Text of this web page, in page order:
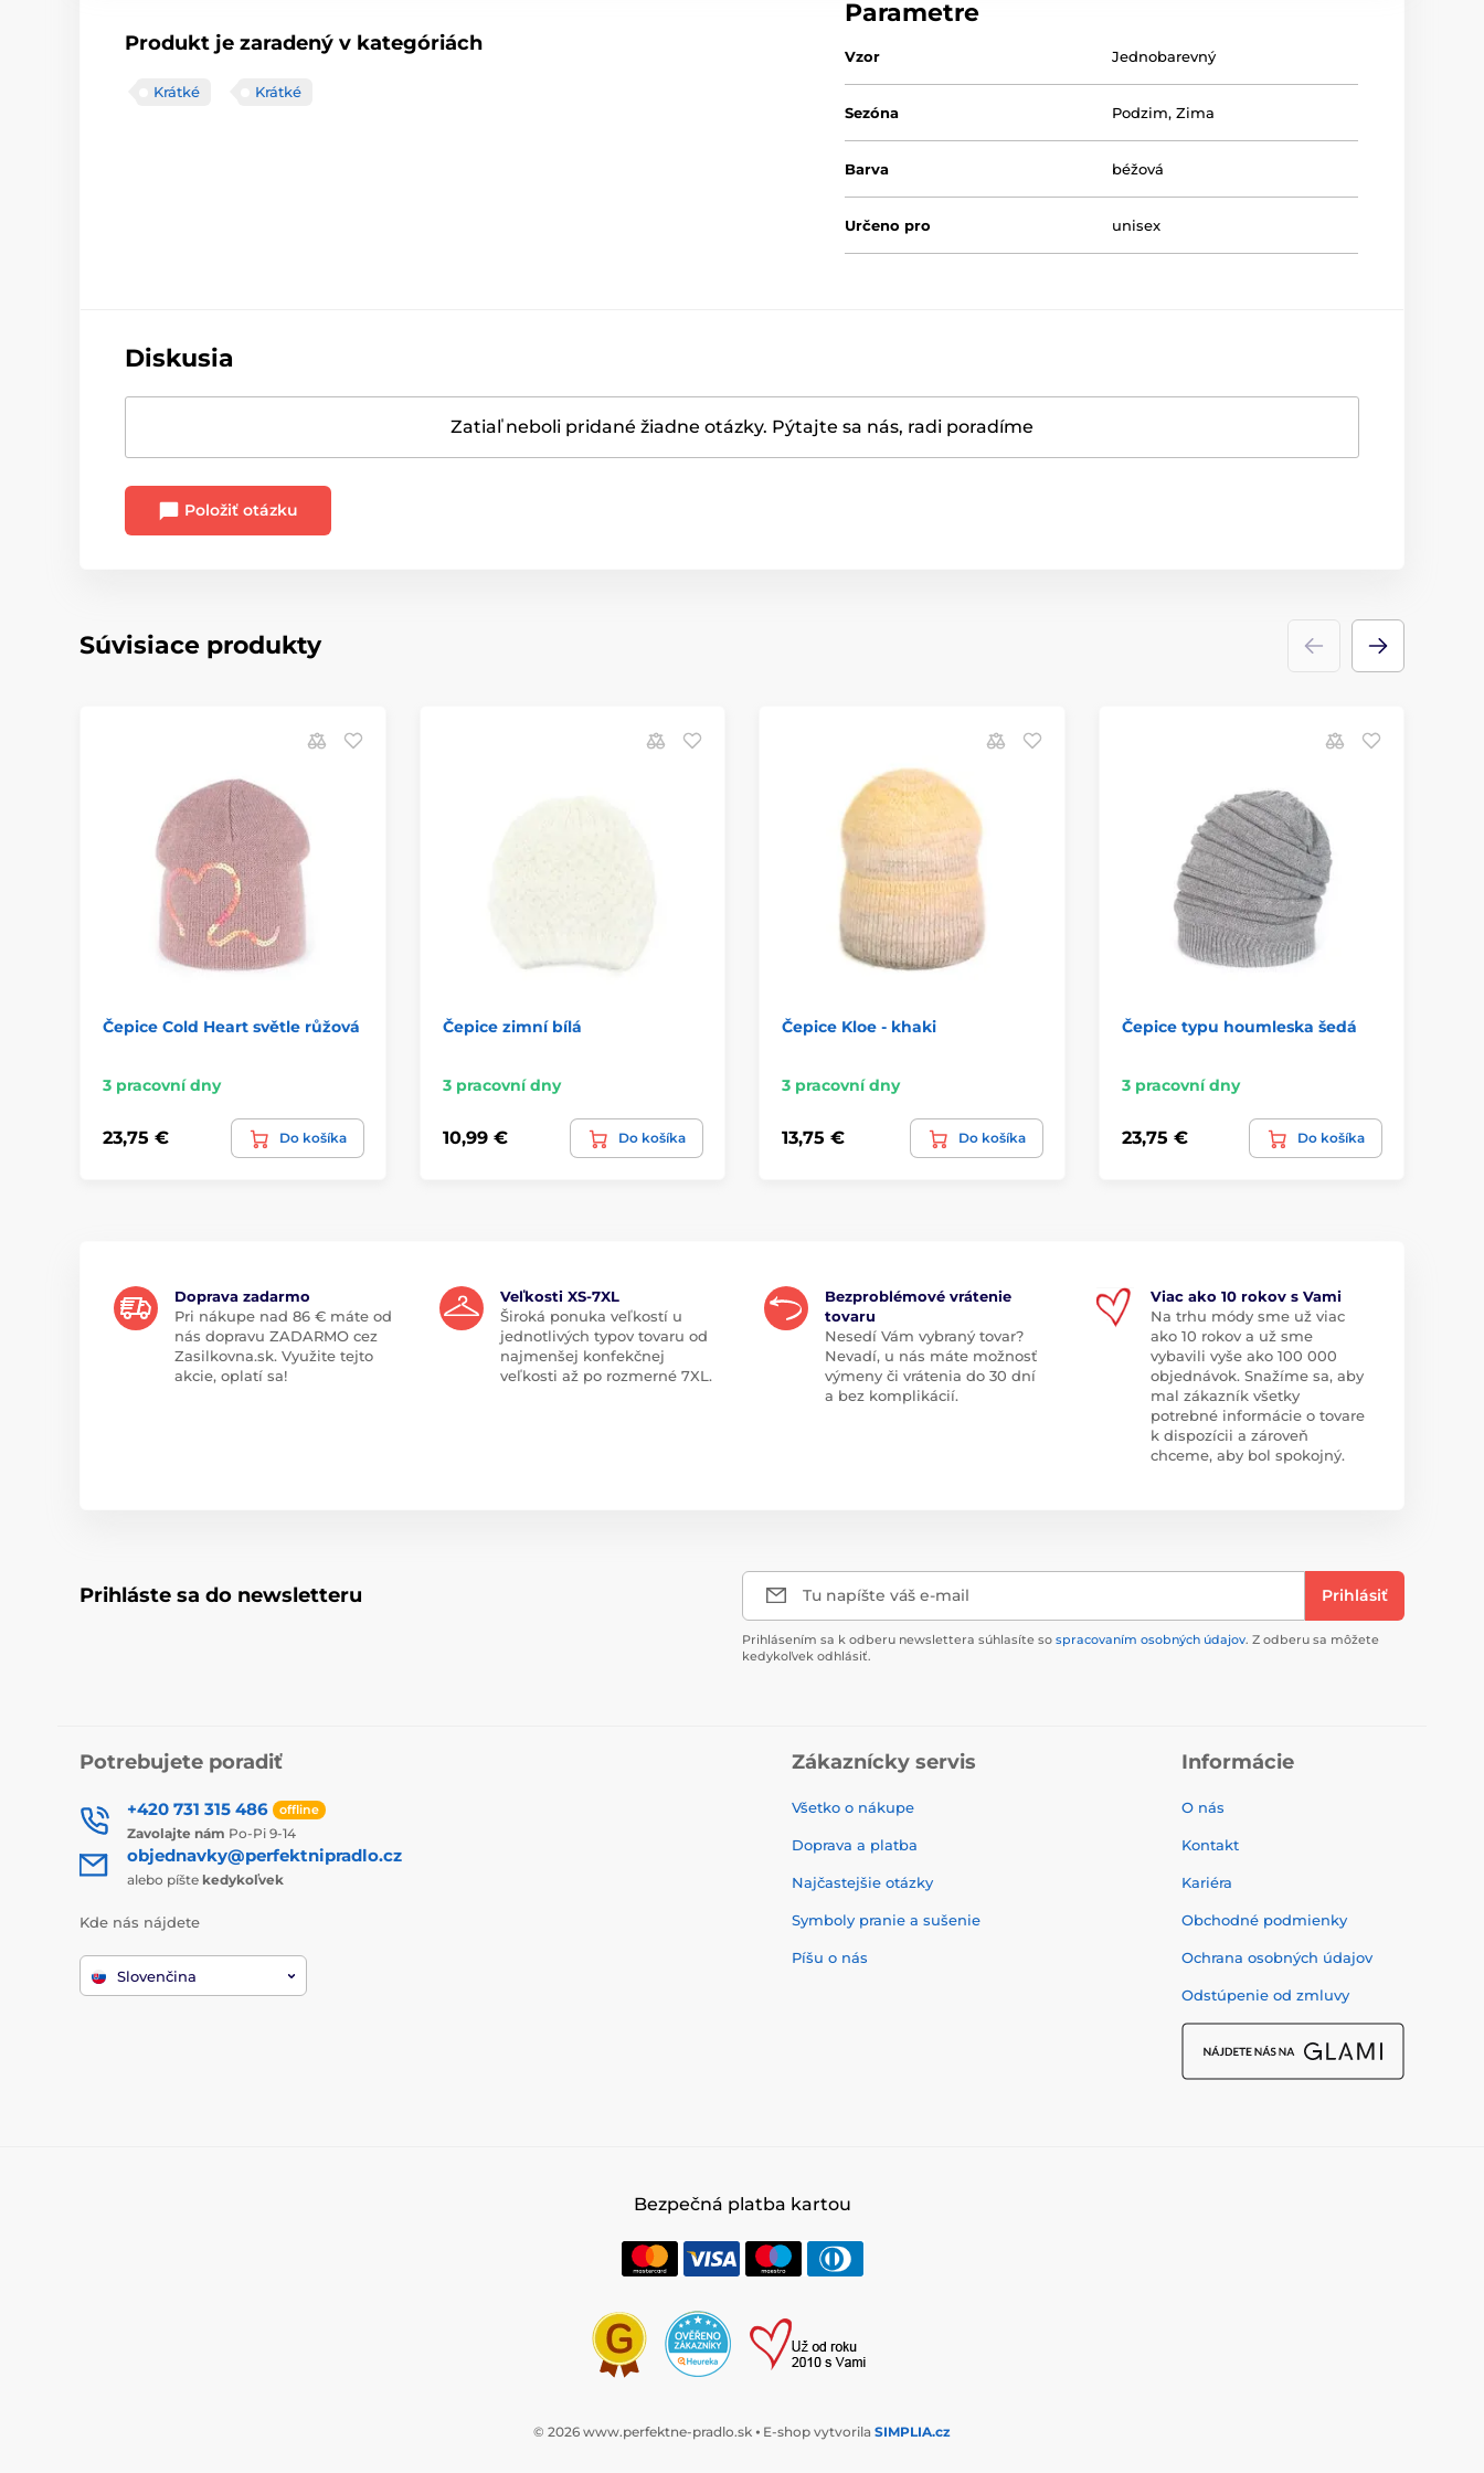
Produkt je zaradený v kategóriách
Krátké Krátké
Parametre
Vzor Jednobarevný
Sezóna Podzim,Zima
Barva béžová
Určeno pro unisex
Diskusia
Zatiaľ neboli pridané žiadne otázky. Pýtajte sa nás, radi poradíme
Položiť otázku
Súvisiace produkty
Čepice Cold Heart světle růžová
3 pracovní dny
23,75 € Do košíka
Čepice zimní bílá
3 pracovní dny
10,99 € Do košíka
Čepice Kloe - khaki
3 pracovní dny
13,75 € Do košíka
Čepice typu houmleska šedá
3 pracovní dny
23,75 € Do košíka
Doprava zadarmo
Pri nákupe nad 86 € máte od
nás dopravu ZADARMO cez
Zasilkovna.sk. Využite tejto
akcie, oplatí sa!
Veľkosti XS-7XL
Široká ponuka veľkostí u
jednotlivých typov tovaru od
najmenšej konfekčnej
veľkosti až po rozmerné 7XL.
Bezproblémové vrátenie
tovaru
Nesedí Vám vybraný tovar?
Nevadí, u nás máte možnosť
výmeny či vrátenia do 30 dní
a bez komplikácií.
Viac ako 10 rokov s Vami
Na trhu módy sme už viac
ako 10 rokov a už sme
vybavili vyše ako 100 000
objednávok. Snažíme sa, aby
mal zákazník všetky
potrebné informácie o tovare
k dispozícii a zároveň
chceme, aby bol spokojný.
Prihláste sa do newsletteru Tu napíšte váš e-mail Prihlásiť
Prihlásením sa k odberu newslettera súhlasíte so spracovaním osobných údajov. Z odberu sa môžete
kedykoľvek odhlásiť.
Potrebujete poradiť
+420 731 315 486 offline
Zavolajte nám Po-Pi 9-14
objednavky@perfektnipradlo.cz
alebo píšte kedykoľvek
Kde nás nájdete
Slovenčina
Zákaznícky servis
Všetko o nákupe
Doprava a platba
Najčastejšie otázky
Symboly pranie a sušenie
Píšu o nás
Informácie
O nás
Kontakt
Kariéra
Obchodné podmienky
Ochrana osobných údajov
Odstúpenie od zmluvy
Bezpečná platba kartou
© 2026 www.perfektne-pradlo.sk ⦁ E-shop vytvorila SIMPLIA.cz